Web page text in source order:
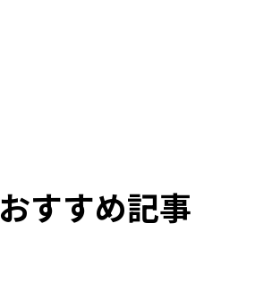
おすすめ記事